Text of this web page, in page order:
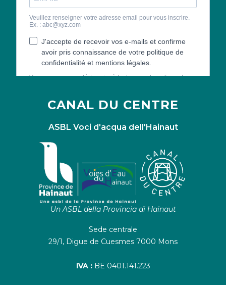
CANAL DU CENTRE
ASBL Voci d'acqua dell'Hainaut
Un ASBL della Provincia di Hainaut
Sede centrale
29/1, Digue de Cuesmes 7000 Mons
IVA :BE 0401.141.223